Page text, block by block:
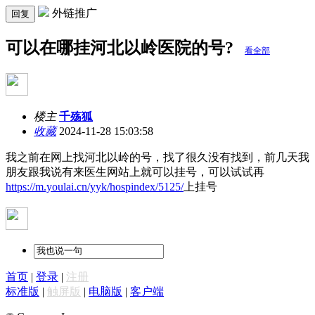
回复 外链推广
可以在哪挂河北以岭医院的号? 看全部
楼主 千殇狐
收藏2024-11-28 15:03:58
我之前在网上找河北以岭的号，找了很久没有找到，前几天我
朋友跟我说有来医生网站上就可以挂号，可以试试再
https://m.youlai.cn/yyk/hospindex/5125/上挂号
首页 | 登录 | 注册
标准版 | 触屏版 | 电脑版 | 客户端